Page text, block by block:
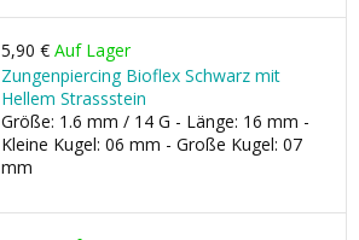
5,90 € Auf Lager
Zungenpiercing Bioflex Schwarz mit
Hellem Strassstein
Größe: 1.6 mm / 14 G - Länge: 16 mm -
Kleine Kugel: 06 mm - Große Kugel: 07
mm